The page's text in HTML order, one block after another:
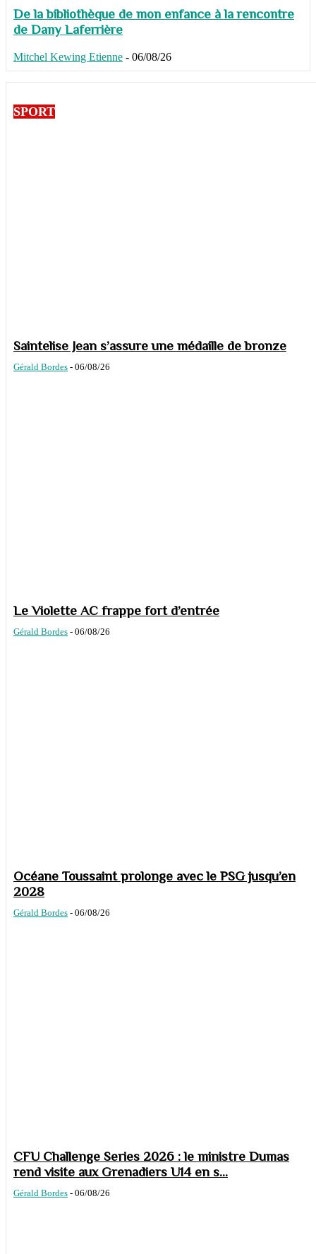
De la bibliothèque de mon enfance à la rencontre
de Dany Laferrière
Mitchel Kewing Etienne - 06/08/26
SPORT
Saintelise Jean s’assure une médaille de bronze
Gérald Bordes - 06/08/26
Le Violette AC frappe fort d’entrée
Gérald Bordes - 06/08/26
Océane Toussaint prolonge avec le PSG jusqu’en
2028
Gérald Bordes - 06/08/26
CFU Challenge Series 2026 : le ministre Dumas
rend visite aux Grenadiers U14 en s...
Gérald Bordes - 06/08/26